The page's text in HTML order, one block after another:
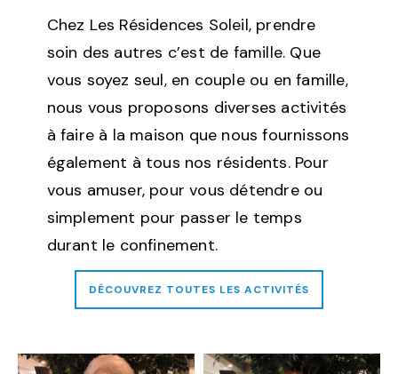
Chez Les Résidences Soleil, prendre
soin des autres c’est de famille. Que
vous soyez seul, en couple ou en famille,
nous vous proposons diverses activités
à faire à la maison que nous fournissons
également à tous nos résidents. Pour
vous amuser, pour vous détendre ou
simplement pour passer le temps
durant le confinement.
DÉCOUVREZ TOUTES LES ACTIVITÉS